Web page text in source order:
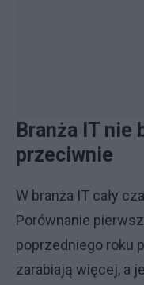
Branża IT nie
przeciwnie
W branża IT cały
Porównanie
poprzedniego roku
zarabiają więcej, a